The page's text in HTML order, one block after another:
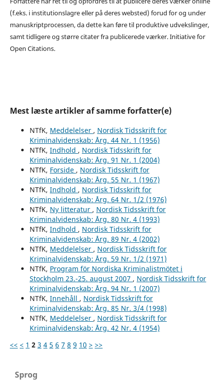
(f.eks. i institutionslagre eller på deres websted) forud for og under
manuskriptprocessen, da dette kan føre til produktive udvekslinger,
samt tidligere og større citater fra publicerede værker. Initiative for
Open Citations.
Mest læste artikler af samme forfatter(e)
NTfK, Meddelelser , Nordisk Tidsskrift for
Kriminalvidenskab: Årg. 44 Nr. 1 (1956)
NTfK, Indhold , Nordisk Tidsskrift for
Kriminalvidenskab: Årg. 91 Nr. 1 (2004)
NTfK, Forside , Nordisk Tidsskrift for
Kriminalvidenskab: Årg. 55 Nr. 1 (1967)
NTfK, Indhold , Nordisk Tidsskrift for
Kriminalvidenskab: Årg. 64 Nr. 1/2 (1976)
NTfK, Ny litteratur , Nordisk Tidsskrift for
Kriminalvidenskab: Årg. 80 Nr. 4 (1993)
NTfK, Indhold , Nordisk Tidsskrift for
Kriminalvidenskab: Årg. 89 Nr. 4 (2002)
NTfK, Meddelelser , Nordisk Tidsskrift for
Kriminalvidenskab: Årg. 59 Nr. 1/2 (1971)
NTfK, Program för Nordiska Kriminalistmötet i
Stockholm 23.-25. august 2007 , Nordisk Tidsskrift for
Kriminalvidenskab: Årg. 94 Nr. 1 (2007)
NTfK, Innehåll , Nordisk Tidsskrift for
Kriminalvidenskab: Årg. 85 Nr. 3/4 (1998)
NTfK, Meddelelser , Nordisk Tidsskrift for
Kriminalvidenskab: Årg. 42 Nr. 4 (1954)
<< < 1 2 3 4 5 6 7 8 9 10 > >>
Sprog